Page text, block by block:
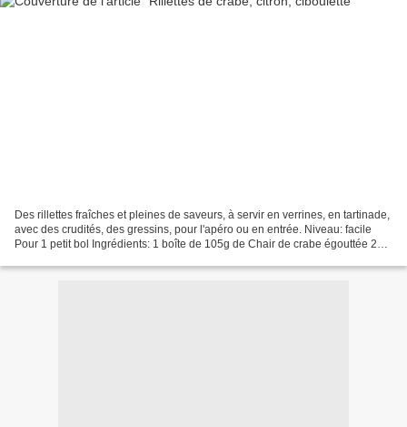
Des rillettes fraîches et pleines de saveurs, à servir en verrines, en tartinade,
avec des crudités, des gressins, pour l'apéro ou en entrée. Niveau: facile
Pour 1 petit bol Ingrédients: 1 boîte de 105g de Chair de crabe égouttée 2